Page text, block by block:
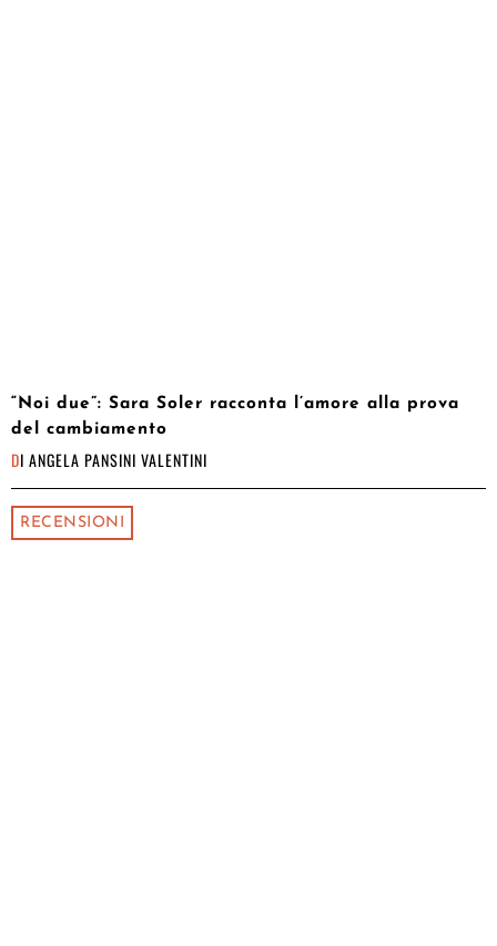
“Noi due”: Sara Soler racconta l’amore alla prova
del cambiamento
DI ANGELA PANSINI VALENTINI
RECENSIONI